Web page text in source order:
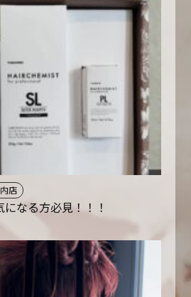
店
なる方必見！！！